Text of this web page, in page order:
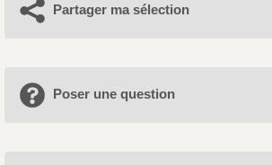
Partager ma sélection
Poser une question